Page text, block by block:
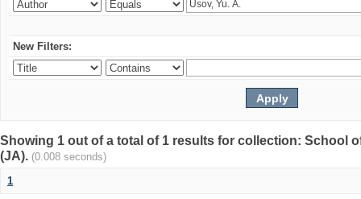
New Filters:
Showing 1 out of a total of 1 results for collection: School
(JA). (0.008 seconds)
1